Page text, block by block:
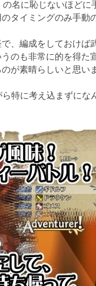
名に恥じないほどに
タイミングのみ手
、編成をしておけ
のも非常に的を得
が素晴らしいと思いま
特に考え込まずに